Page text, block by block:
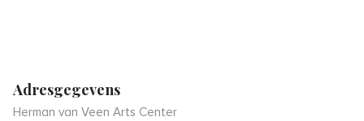
Adresgegevens
Herman van Veen Arts Center